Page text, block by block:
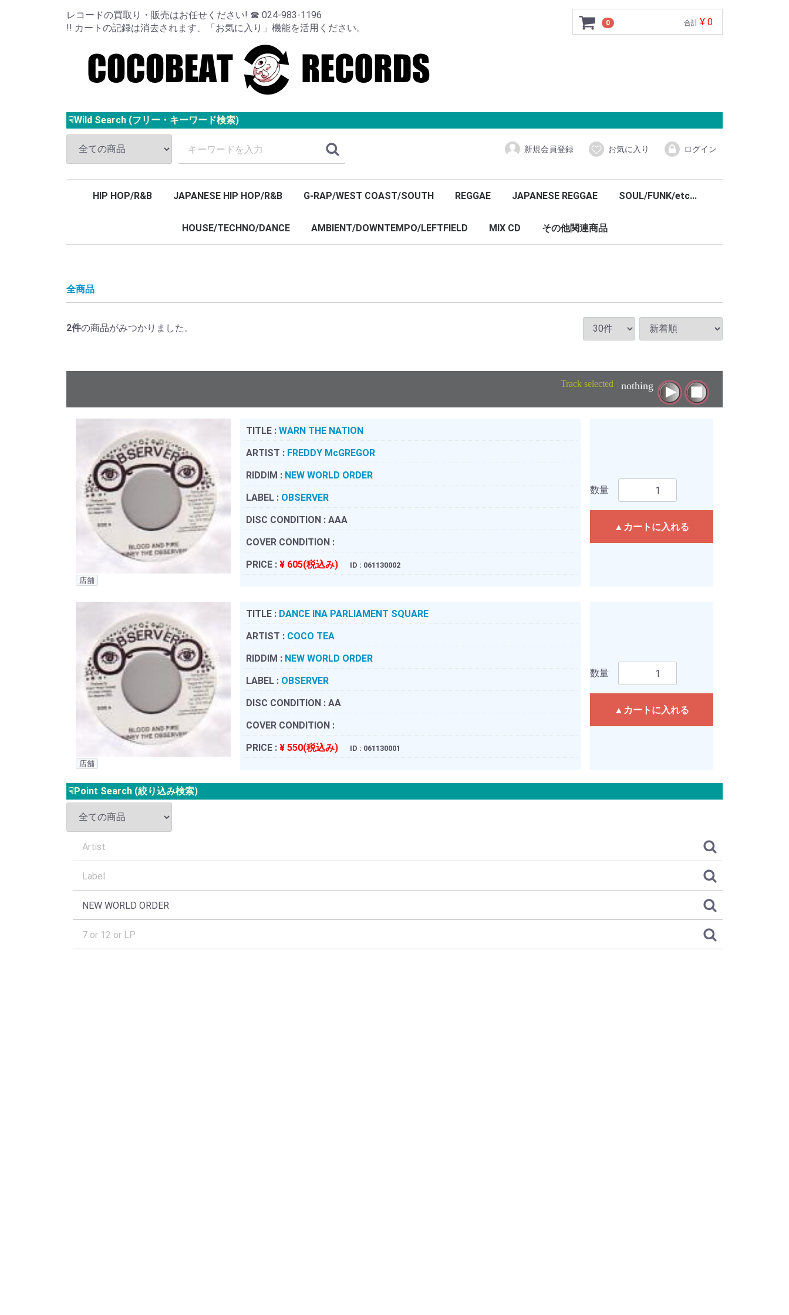
レコードの買取り・販売はお任せください! ☎ 024-983-1196
!! カートの記録は消去されます、「お気に入り」機能を活用ください。
0 合計 ¥ 0
☟Wild Search (フリー・キーワード検索)
新規会員登録 お気に入り ログイン
HIP HOP/R&B JAPANESE HIP HOP/R&B G-RAP/WEST COAST/SOUTH REGGAE JAPANESE REGGAE SOUL/FUNK/etc...
HOUSE/TECHNO/DANCE AMBIENT/DOWNTEMPO/LEFTFIELD MIX CD その他関連商品
全商品
2件の商品がみつかりました。
Track selected : nothing
店舗
TITLE : WARN THE NATION
ARTIST : FREDDY McGREGOR
RIDDIM : NEW WORLD ORDER
LABEL : OBSERVER
DISC CONDITION : AAA
COVER CONDITION :
PRICE : ¥ 605(税込み) ID : 061130002
数量
▲カートに入れる
店舗
TITLE : DANCE INA PARLIAMENT SQUARE
ARTIST : COCO TEA
RIDDIM : NEW WORLD ORDER
LABEL : OBSERVER
DISC CONDITION : AA
COVER CONDITION :
PRICE : ¥ 550(税込み) ID : 061130001
数量
▲カートに入れる
☟Point Search (絞り込み検索)